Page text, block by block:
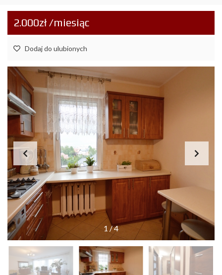
2.000zł /miesiąc
Dodaj do ulubionych
1 /4